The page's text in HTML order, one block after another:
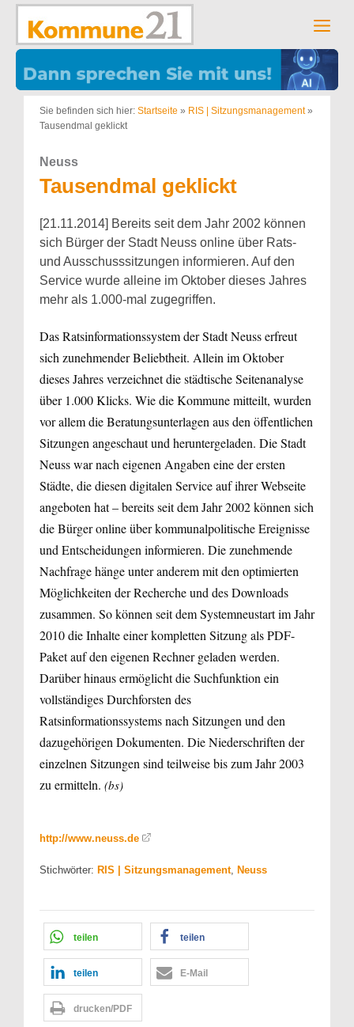
Zum
springen
Sie befinden sich hier: Startseite » RIS | Sitzungsmanagement»
Tausendmal geklickt
Neuss
Tausendmal geklickt
[21.11.2014] Bereits seit dem Jahr 2002 können
sich Bürger der Stadt Neuss online über Rats-
und Ausschusssitzungen informieren. Auf den
Service wurde alleine im Oktober dieses Jahres
mehr als 1.000-mal zugegriffen.
Das Ratsinformationssystem der Stadt Neuss erfreut
sich zunehmender Beliebtheit. Allein im Oktober
dieses Jahres verzeichnet die städtische Seitenanalyse
über 1.000 Klicks. Wie die Kommune mitteilt, wurden
vor allem die Beratungsunterlagen aus den öffentlichen
Sitzungen angeschaut und heruntergeladen. Die Stadt
Neuss war nach eigenen Angaben eine der ersten
Städte, die diesen digitalen Service auf ihrer Webseite
angeboten hat – bereits seit dem Jahr 2002 können sich
die Bürger online über kommunalpolitische Ereignisse
und Entscheidungen informieren. Die zunehmende
Nachfrage hänge unter anderem mit den optimierten
Möglichkeiten der Recherche und des Downloads
zusammen. So können seit dem Systemneustart im Jahr
2010 die Inhalte einer kompletten Sitzung als PDF-
Paket auf den eigenen Rechner geladen werden.
Darüber hinaus ermöglicht die Suchfunktion ein
vollständiges Durchforsten des
Ratsinformationssystems nach Sitzungen und den
dazugehörigen Dokumenten. Die Niederschriften der
einzelnen Sitzungen sind teilweise bis zum Jahr 2003
zu ermitteln. (bs)
http://www.neuss.de
Stichwörter: RIS | Sitzungsmanagement, Neuss
teilen teilen
teilen E-Mail
drucken/PDF